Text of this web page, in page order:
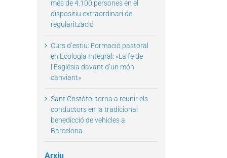
més de 4.100 persones en el
dispositiu extraordinari de
regularització
Curs d’estiu: Formació pastoral
en Ecologia Integral: «La fe de
l’Església davant d’un món
canviant»
Sant Cristòfol torna a reunir els
conductors en la tradicional
benedicció de vehicles a
Barcelona
Arxiu